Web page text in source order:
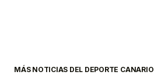
MÁS NOTICIAS DEL DEPORTE CANARIO